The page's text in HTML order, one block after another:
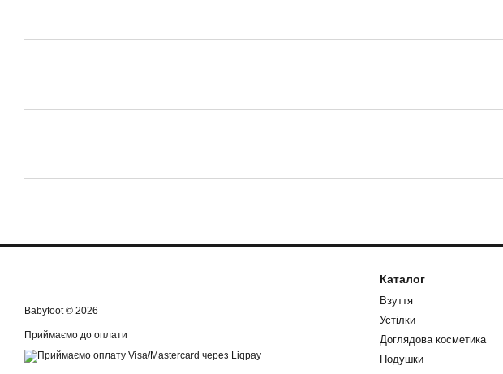
Babyfoot © 2026
Приймаємо до оплати
Каталог
Взуття
Устілки
Доглядова косметика
Подушки